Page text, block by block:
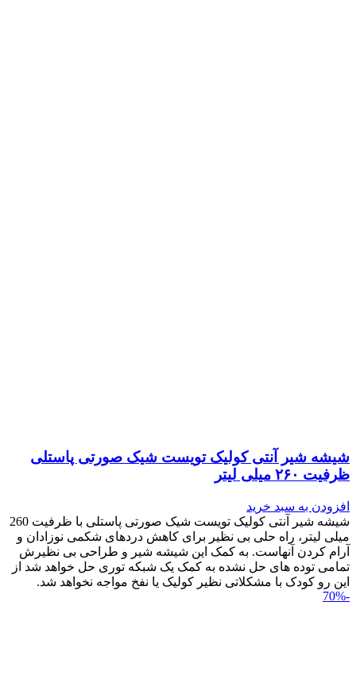
شیشه شیر آنتی کولیک تویست شیک صورتی پاستلی
ظرفیت ۲۶۰ میلی لیتر
افزودن به سبد خرید
شیشه شیر آنتی کولیک تویست شیک صورتی پاستلی با ظرفیت 260
میلی لیتر، راه حلی بی نظیر برای کاهش دردهای شکمی نوزادان و
آرام کردن آنهاست. به کمک این شیشه شیر و طراحی بی نظیرش
تمامی توده های حل نشده به کمک یک شبکه توری حل خواهد شد از
این رو کودک با مشکلاتی نظیر کولیک یا نفخ مواجه نخواهد شد.
-70%